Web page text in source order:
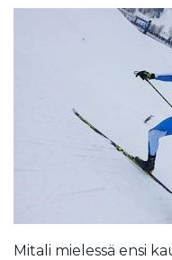
Mitali mielessä ensi